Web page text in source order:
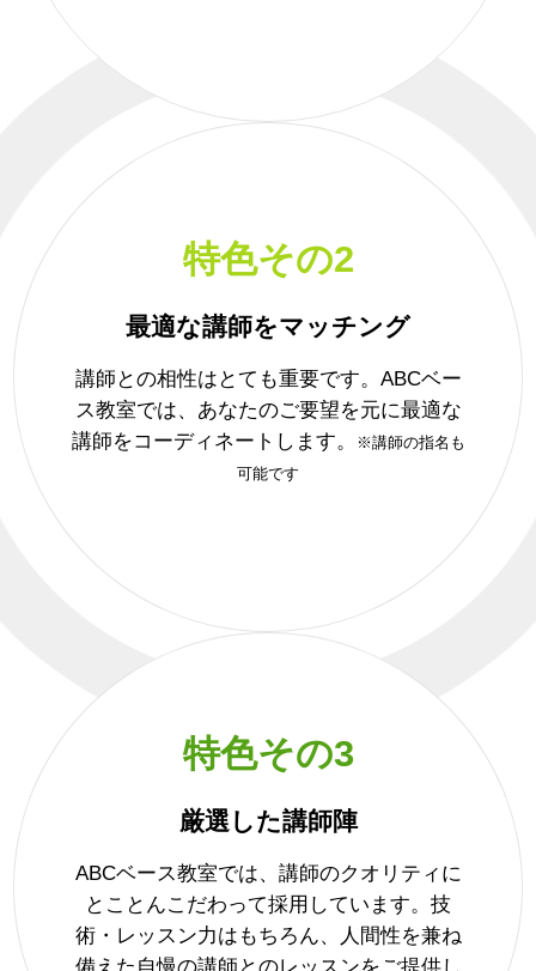
特色その2
最適な講師をマッチング
講師との相性はとても重要です。ABCベー
ス教室では、あなたのご要望を元に最適な
講師をコーディネートします。
※講師の指名も
可能です
特色その3
厳選した講師陣
ABCベース教室では、講師のクオリティに
とことんこだわって採用しています。技
術・レッスン力はもちろん、人間性を兼ね
備えた自慢の講師とのレッスンをご提供し